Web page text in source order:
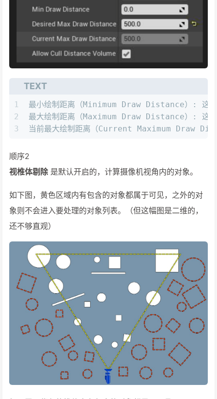
TEXT
1
2
3
最小绘制距离（Minimum Draw Distance）: 这
最大绘制距离（Maximum Draw Distance）: 这
当前最大绘制距离（Current Maximum Draw
顺序2
视椎体剔除是默认开启的，计算摄像机视角内的对象。
如下图，黄色区域内有包含的对象都属于可见，之外的对
象则不会进入要处理的对象列表。（但这幅图是二维的，
还不够直观）